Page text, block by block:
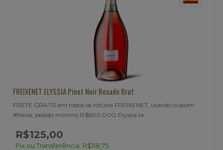
FREIXENET ELYSSIA Pinot Noir Rosado Brut
FRETE GRATIS em todos os rótulos FREIXENET, usando cupom
#freixe, pedido mínimo R$600,00O Elyssia te..
R$125,00
Pix ou Transferência: R$118,75